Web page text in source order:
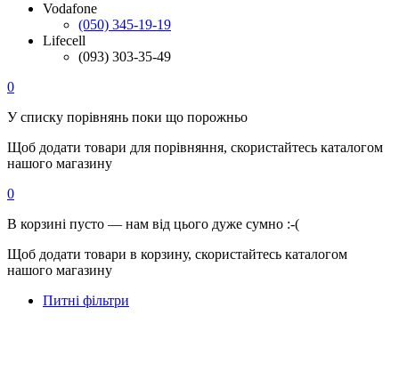
Vodafone
(050) 345-19-19
Lifecell
(093) 303-35-49
0
У списку порівнянь поки що порожньо
Щоб додати товари для порівняння, скористайтесь каталогом
нашого магазину
0
В корзині пусто — нам від цього дуже сумно :-(
Щоб додати товари в корзину, скористайтесь каталогом
нашого магазину
Питні фільтри